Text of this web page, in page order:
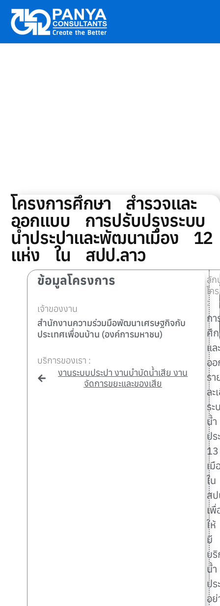
โครงการศึกษา สำรวจและ
ออกแบบ การปรับปรุงระบบ
น้ำประปาและพัฒนาเมือง 12
แห่ง ใน สปป.ลาว
ข้อมูลโครงการ
เจ้าของงาน
สำนักงานความร่วมมือพัฒนาเศรษฐกิจกับ
ประเทศเพื่อนบ้าน (องค์การมหาชน)
บริการของเรา :
งานระบบประปา งานบำบัดน้ำเสีย งาน
จัดการขยะและของเสีย
ลั
โค
:
กา
ศึ
แล
อ
รา
ละ
ระ
น้ำ
ปร
13
เมื
ใน
ส
เพื่
ให้
มี
บริ
น้ำ
ปร
อย่